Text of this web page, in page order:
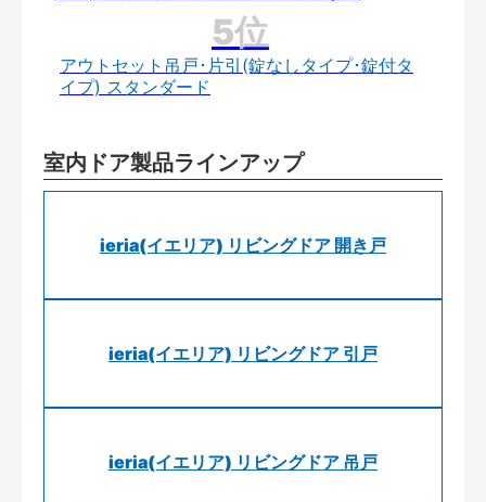
アウトセット吊戸･片引(錠なしタイプ･錠付タ
イプ) スタンダード
室内ドア製品ラインアップ
ieria(イエリア) リビングドア 開き戸
ieria(イエリア) リビングドア 引戸
ieria(イエリア) リビングドア 吊戸